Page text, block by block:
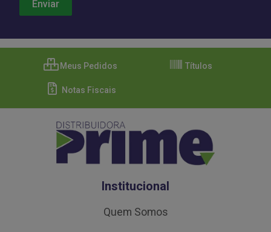
Meus Pedidos Títulos
Notas Fiscais
Institucional
Quem Somos